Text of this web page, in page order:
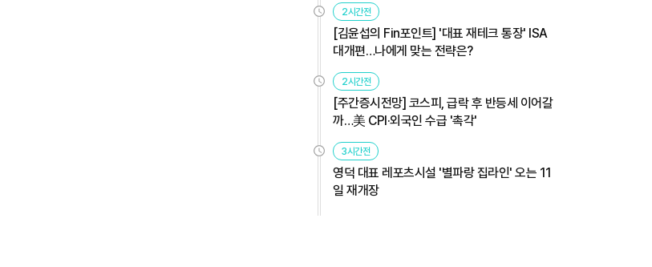
2시간전
[김윤섭의 Fin포인트] '대표 재테크 통장' ISA
대개편…나에게 맞는 전략은?
2시간전
[주간증시전망] 코스피, 급락 후 반등세 이어갈
까…美 CPI·외국인 수급 '촉각'
3시간전
영덕 대표 레포츠시설 '별파랑 집라인' 오는 11
일 재개장